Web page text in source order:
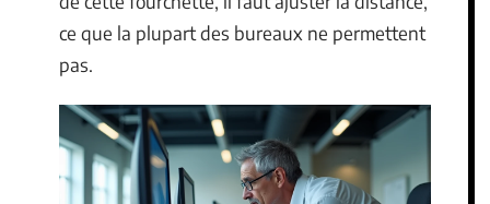
ce que la plupart des bureaux ne permettent
pas.